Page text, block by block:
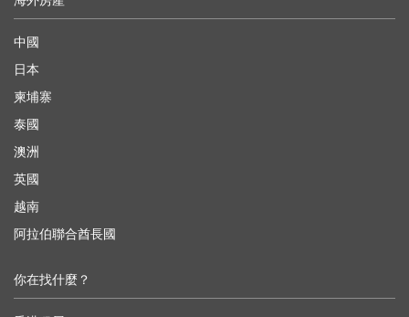
中國
日本
柬埔寨
泰國
澳洲
英國
越南
阿拉伯聯合酋長國
你在找什麼？